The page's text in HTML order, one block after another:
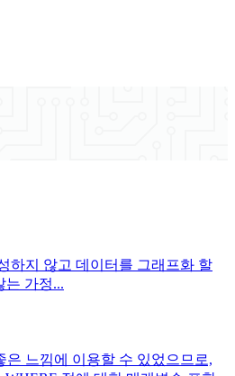
하지 않고 데이터를 그래프화 할
는 가정...
은 느낌에 이용할 수 있었으므로,